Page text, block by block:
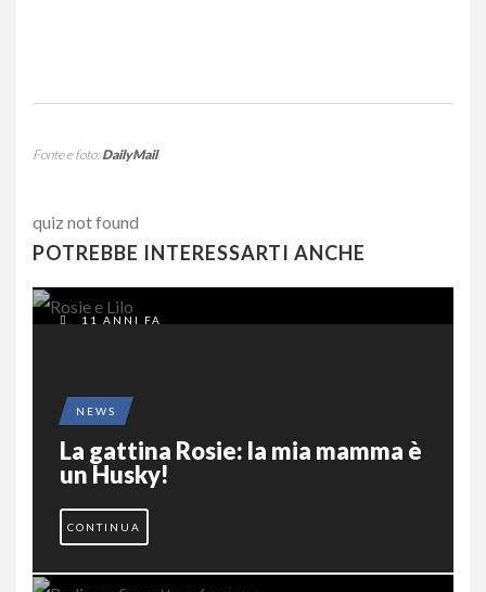
Fonte e foto:DailyMail
quiz not found
POTREBBE INTERESSARTI ANCHE
11 ANNI FA
NEWS
La gattina Rosie: la mia mamma è
un Husky!
CONTINUA